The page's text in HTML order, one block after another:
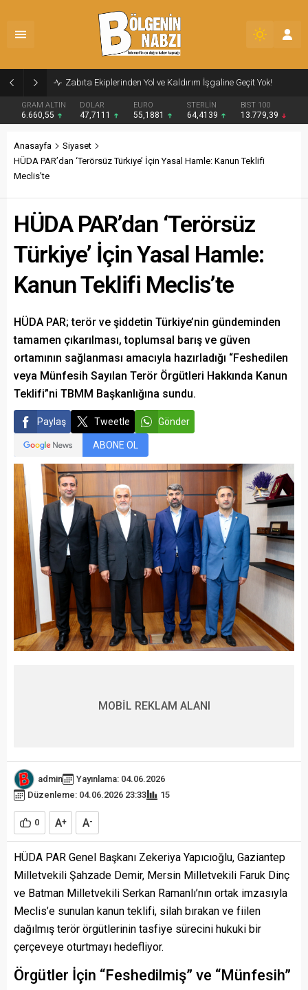
Zabıta Ekiplerinden Yol ve Kaldırım İşgaline Geçit Yok!
GRAM ALTIN
6.660,55
DOLAR
47,7111
EURO
55,1881
STERLİN
64,4139
BIST 100
13.779,39
Anasayfa
Siyaset
HÜDA PAR’dan ‘Terörsüz Türkiye’ İçin Yasal Hamle: Kanun Teklifi
Meclis’te
HÜDA PAR’dan ‘Terörsüz
Türkiye’ İçin Yasal Hamle:
Kanun Teklifi Meclis’te
HÜDA PAR; terör ve şiddetin Türkiye’nin gündeminden
tamamen çıkarılması, toplumsal barış ve güven
ortamının sağlanması amacıyla hazırladığı “Feshedilen
veya Münfesih Sayılan Terör Örgütleri Hakkında Kanun
Teklifi”ni TBMM Başkanlığına sundu.
Paylaş Tweetle Gönder
ABONE OL
MOBİL REKLAM ALANI
admin
Yayınlama: 04.06.2026
Düzenleme: 04.06.2026 23:33
15
0 A+ A-
HÜDA PAR Genel Başkanı Zekeriya Yapıcıoğlu, Gaziantep
Milletvekili Şahzade Demir, Mersin Milletvekili Faruk Dinç
ve Batman Milletvekili Serkan Ramanlı’nın ortak imzasıyla
Meclis’e sunulan kanun teklifi, silah bırakan ve fiilen
dağılmış terör örgütlerinin tasfiye sürecini hukuki bir
çerçeveye oturtmayı hedefliyor.
Örgütler İçin “Feshedilmiş” ve “Münfesih”